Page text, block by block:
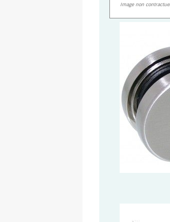
Image non